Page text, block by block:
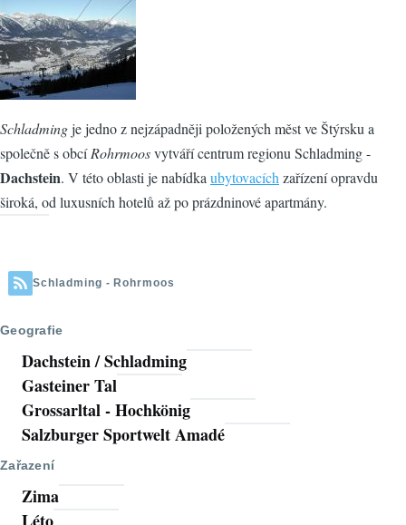
Schladmingje jedno z nejzápadněji položených měst ve Štýrsku a
společně s obcíRohrmoosvytváří centrum regionu Schladming -
Dachstein. V této oblasti je nabídka ubytovacích zařízení opravdu
široká, od luxusních hotelů až po prázdninové apartmány.
Schladming - Rohrmoos
Geografie
Dachstein / Schladming
Gasteiner Tal
Grossarltal - Hochkönig
Salzburger Sportwelt Amadé
Zařazení
Zima